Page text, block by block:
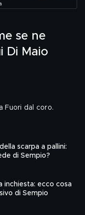
se ne
Di Maio
Fuori dal coro.
scarpa a pallini:
di Sempio?
inchiesta: ecco cosa
di Sempio